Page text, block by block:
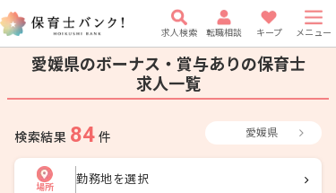
求人検索 転職相談 キープ メニュー
愛媛県のボーナス・賞与ありの保育士
求人一覧
検索結果 84 件 愛媛県
場所
勤務地を選択